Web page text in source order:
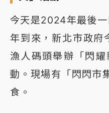
今天是2024年最後
年到來，新北市政府
漁人碼頭舉辦「閃
動。現場有「閃閃市
食。